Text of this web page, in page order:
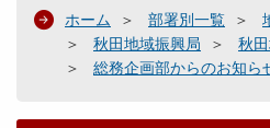
ホーム 部署別一覧
秋田地域振興局
秋
総務企画部からのお知ら